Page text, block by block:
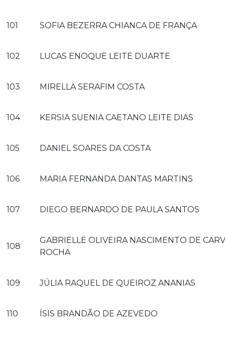
101 SOFIA BEZERRA CHIANCA DE FRANÇA
102 LUCAS ENOQUE LEITE DUARTE
103 MIRELLA SERAFIM COSTA
104 KERSIA SUENIA CAETANO LEITE DIAS
105 DANIEL SOARES DA COSTA
106 MARIA FERNANDA DANTAS MARTINS
107 DIEGO BERNARDO DE PAULA SANTOS
108
GABRIELLE OLIVEIRA NASCIMENTO DE
ROCHA
109 JÚLIA RAQUEL DE QUEIROZ ANANIAS
110 ÍSIS BRANDÃO DE AZEVEDO